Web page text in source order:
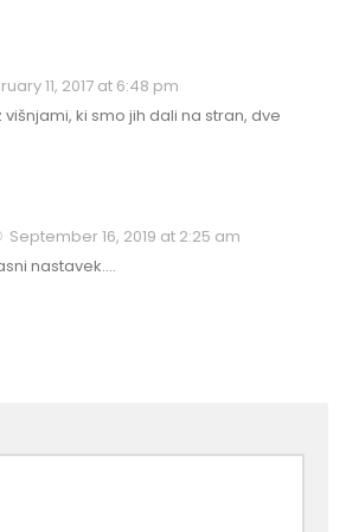
11, 2017 at 6:48 pm
višnjami, ki smo jih dali na stran, dve
September 16, 2019 at 2:25 am
nastavek….